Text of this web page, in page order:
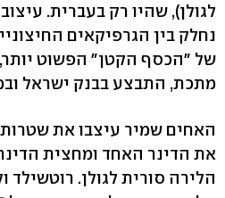
לגולן), שהיו רק בעברית.
נחלק בין הגרפיקאים
של "הכסף הקטן" הפשוט
מתכת, התבצע בבנק ישראל
הלירה סורית לגולן. רוטשילד